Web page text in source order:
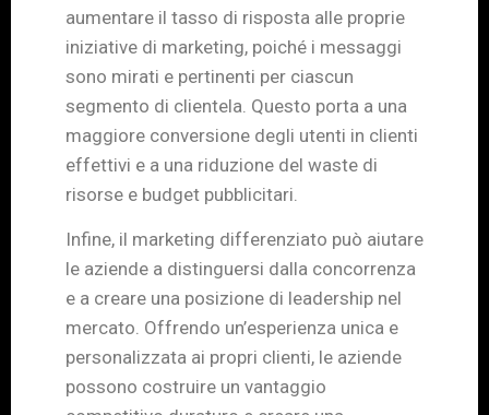
aumentare il tasso di risposta alle proprie
iniziative di marketing, poiché i messaggi
sono mirati e pertinenti per ciascun
segmento di clientela. Questo porta a una
maggiore conversione degli utenti in clienti
effettivi e a una riduzione del waste di
risorse e budget pubblicitari.
Infine, il marketing differenziato può aiutare
le aziende a distinguersi dalla concorrenza
e a creare una posizione di leadership nel
mercato. Offrendo un’esperienza unica e
personalizzata ai propri clienti, le aziende
possono costruire un vantaggio